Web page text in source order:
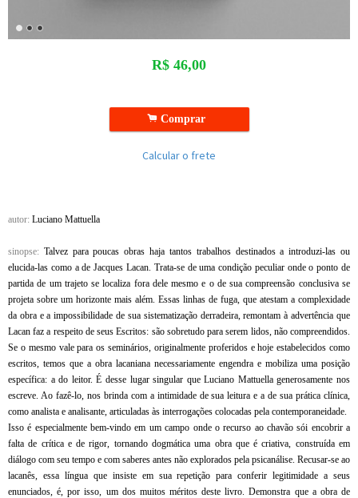
R$ 46,00
.Comprar
Calcular o frete
autor: Luciano Mattuella
sinopse: Talvez para poucas obras haja tantos trabalhos destinados a introduzi-las ou
elucida-las como a de Jacques Lacan. Trata-se de uma condição peculiar onde o ponto de
partida de um trajeto se localiza fora dele mesmo e o de sua compreensão conclusiva se
projeta sobre um horizonte mais além. Essas linhas de fuga, que atestam a complexidade
da obra e a impossibilidade de sua sistematização derradeira, remontam à advertência que
Lacan faz a respeito de seus Escritos: são sobretudo para serem lidos, não compreendidos.
Se o mesmo vale para os seminários, originalmente proferidos e hoje estabelecidos como
escritos, temos que a obra lacaniana necessariamente engendra e mobiliza uma posição
específica: a do leitor. É desse lugar singular que Luciano Mattuella generosamente nos
escreve. Ao fazê-lo, nos brinda com a intimidade de sua leitura e a de sua prática clínica,
como analista e analisante, articuladas às interrogações colocadas pela contemporaneidade.
Isso é especialmente bem-vindo em um campo onde o recurso ao chavão sói encobrir a
falta de crítica e de rigor, tornando dogmática uma obra que é criativa, construída em
diálogo com seu tempo e com saberes antes não explorados pela psicanálise. Recusar-se ao
lacanês, essa língua que insiste em sua repetição para conferir legitimidade a seus
enunciados, é, por isso, um dos muitos méritos deste livro. Demonstra que a obra de